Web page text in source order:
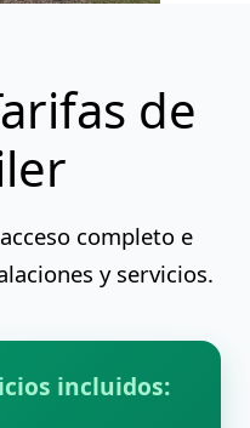
de
completo e
y servicios.
incluidos: